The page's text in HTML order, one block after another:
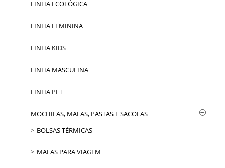
LINHA ECOLÓGICA
LINHA FEMININA
LINHA KIDS
LINHA MASCULINA
LINHA PET
MOCHILAS, MALAS, PASTAS E SACOLAS
BOLSAS TÉRMICAS
MALAS PARA VIAGEM